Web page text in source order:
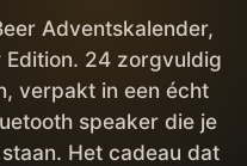
Adventskalender,
Edition. 24 zorgvuldig
verpakt in een écht
speaker die je
Het cadeau dat